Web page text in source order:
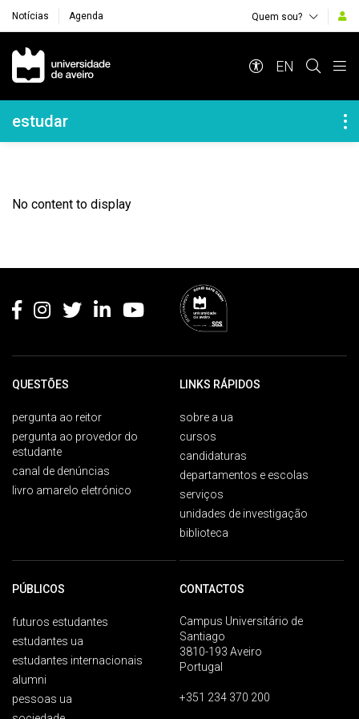
Notícias Agenda Quem sou?
Navegação Principal
EN
Navegação Lateral
estudar
No content to display
QUESTÕES
pergunta ao reitor
pergunta ao provedor do
estudante
canal de denúncias
livro amarelo eletrónico
LINKS RÁPIDOS
sobre a ua
cursos
candidaturas
departamentos e escolas
serviços
unidades de investigação
biblioteca
PÚBLICOS
futuros estudantes
estudantes ua
estudantes internacionais
alumni
pessoas ua
CONTACTOS
Campus Universitário de
Santiago
3810-193 Aveiro
Portugal
+351 234 370 200